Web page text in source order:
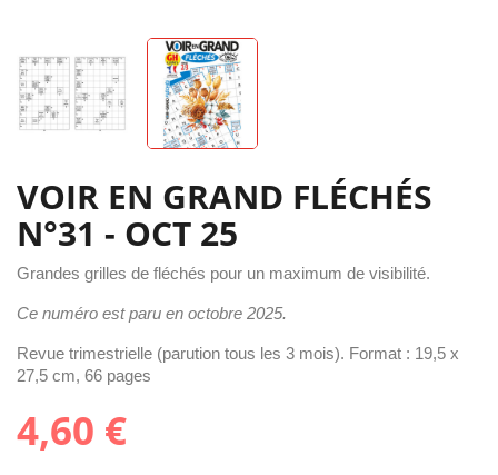
VOIR EN GRAND FLÉCHÉS
N°31 - OCT 25
Grandes grilles de fléchés pour un maximum de visibilité.
Ce numéro est paru en octobre 2025.
Revue trimestrielle (parution tous les 3 mois). Format : 19,5 x
27,5 cm, 66 pages
4,60 €